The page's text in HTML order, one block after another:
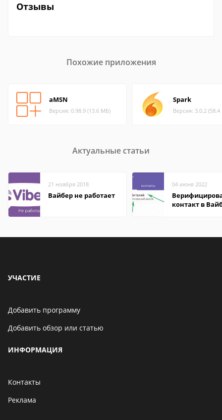
Отзывы
Похожие приложения
aMSN
Версия: 0.98.9 (13.6 МБ)
Spark
Версия: 3.0.2
Актуальные статьи
21 ноября 2018
Вайбер не работает
04 июня 2022
контакт в
УЧАСТИЕ
Добавить программу
Добавить обзор или статью
ИНФОРМАЦИЯ
Контакты
Реклама